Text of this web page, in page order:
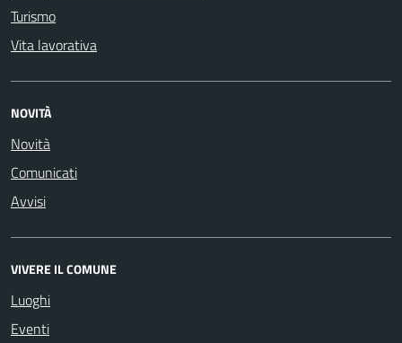
Turismo
Vita lavorativa
NOVITÀ
Novità
Comunicati
Avvisi
VIVERE IL COMUNE
Luoghi
Eventi